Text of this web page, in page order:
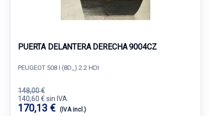
PUERTA DELANTERA DERECHA 9004CZ
PEUGEOT 508 I (8D_) 2.2 HDI
148,00 €
140,60 € sin IVA.
170,13 € (IVA incl.)